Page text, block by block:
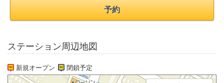
予約
ステーション周辺地図
新規オープン 閉鎖予定